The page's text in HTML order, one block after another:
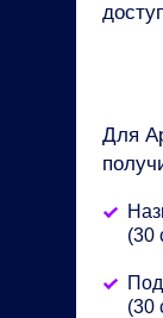
Для
(30
(30